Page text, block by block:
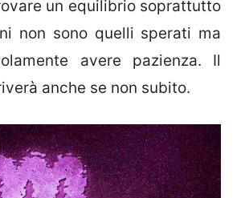
un equilibrio soprattutto
non sono quelli sperati ma
avere pazienza. Il
anche se non subito.